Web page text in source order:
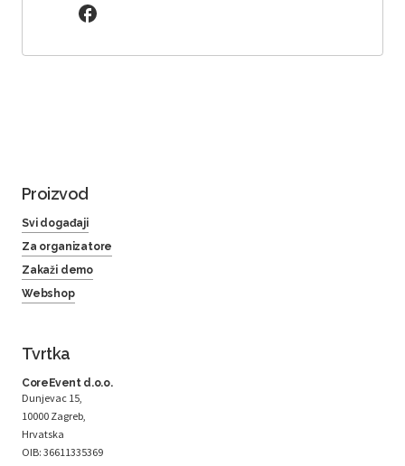
Proizvod
Svi događaji
Za organizatore
Zakaži demo
Webshop
Tvrtka
CoreEvent d.o.o.
Dunjevac 15,
10000 Zagreb,
Hrvatska
OIB: 36611335369